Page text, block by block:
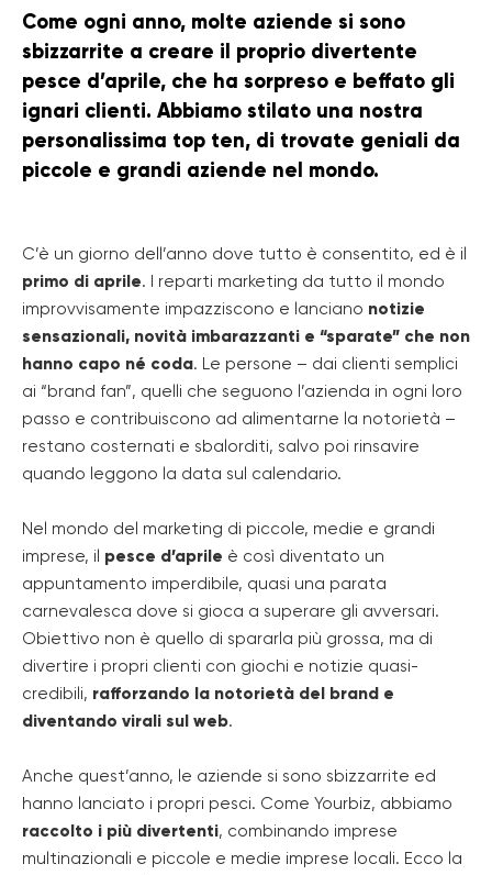
Come ogni anno, molte aziende si sono
sbizzarrite a creare il proprio divertente
pesce d’aprile, che ha sorpreso e beffato gli
ignari clienti. Abbiamo stilato una nostra
personalissima top ten, di trovate geniali da
piccole e grandi aziende nel mondo.
C’è un giorno dell’anno dove tutto è consentito, ed è il
primo di aprile. I reparti marketing da tutto il mondo
improvvisamente impazziscono e lanciano notizie
sensazionali, novità imbarazzanti e “sparate” che non
hanno capo né coda. Le persone – dai clienti semplici
ai “brand fan”, quelli che seguono l’azienda in ogni loro
passo e contribuiscono ad alimentarne la notorietà –
restano costernati e sbalorditi, salvo poi rinsavire
quando leggono la data sul calendario.
Nel mondo del marketing di piccole, medie e grandi
imprese, il pesce d’aprile è così diventato un
appuntamento imperdibile, quasi una parata
carnevalesca dove si gioca a superare gli avversari.
Obiettivo non è quello di spararla più grossa, ma di
divertire i propri clienti con giochi e notizie quasi-
credibili, rafforzando la notorietà del brand e
diventando virali sul web.
Anche quest’anno, le aziende si sono sbizzarrite ed
hanno lanciato i propri pesci. Come Yourbiz, abbiamo
raccolto i più divertenti, combinando imprese
multinazionali e piccole e medie imprese locali. Ecco la